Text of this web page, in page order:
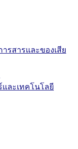
รสารและของเสีย
ละเทคโนโลยี